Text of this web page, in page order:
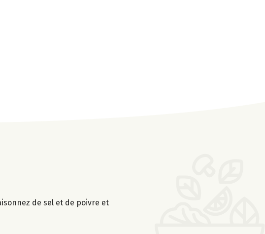
de sel et de poivre et